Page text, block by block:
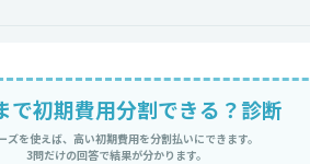
で初期費用分割できる？診断
ズを使えば、高い初期費用を分割払いにできます。
3問だけの回答で結果が分かります。